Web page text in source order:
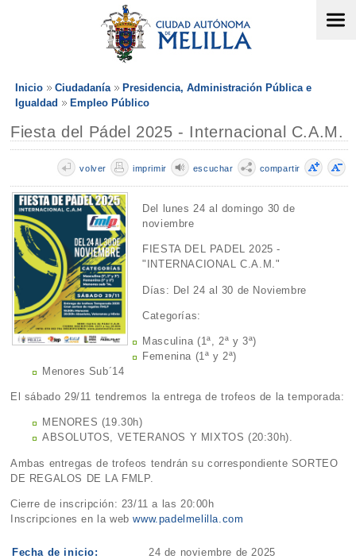
Inicio Ciudadanía
Presidencia, Administración Pública e
Igualdad
Empleo Público
Fiesta del Pádel 2025 - Internacional C.A.M.
compartir
escuchar
imprimir
volver
Del lunes 24 al domingo 30 de
noviembre
FIESTA DEL PADEL 2025 -
"INTERNACIONAL C.A.M."
Días: Del 24 al 30 de Noviembre
Categorías:
Masculina (1ª, 2ª y 3ª)
Femenina (1ª y 2ª)
Menores Sub´14
El sábado 29/11 tendremos la entrega de trofeos de la temporada:
MENORES (19.30h)
ABSOLUTOS, VETERANOS Y MIXTOS (20:30h).
Ambas entregas de trofeos tendrán su correspondiente SORTEO
DE REGALOS DE LA FMLP.
Cierre de inscripción: 23/11 a las 20:00h
Inscripciones en la webwww.padelmelilla.com
Fecha de inicio: 24 de noviembre de 2025